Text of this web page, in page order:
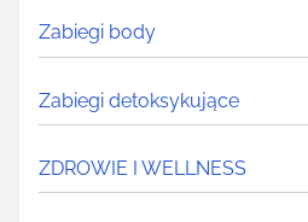
Zabiegi body
Zabiegi detoksykujące
ZDROWIE I WELLNESS